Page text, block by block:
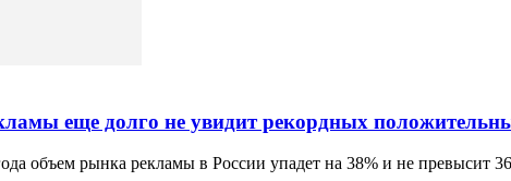
еще долго не увидит рекордных
объем рынка рекламы в России упадет на 38% и не превысит